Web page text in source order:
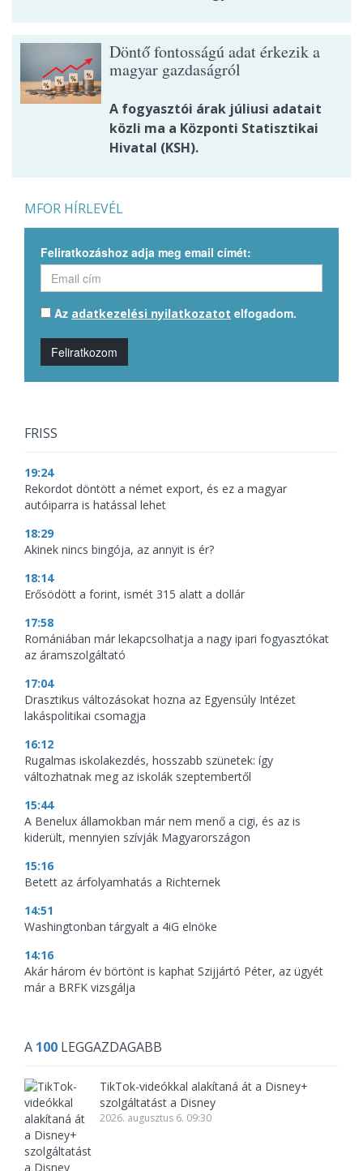
Döntő fontosságú adat érkezik a
magyar gazdaságról
A fogyasztói árak júliusi adatait
közli ma a Központi Statisztikai
Hivatal (KSH).
MFOR HÍRLEVÉL
Feliratkozáshoz adja meg email címét:
Az adatkezelési nyilatkozatot elfogadom.
Feliratkozom
FRISS
19:24
Rekordot döntött a német export, és ez a magyar
autóiparra is hatással lehet
18:29
Akinek nincs bingója, az annyit is ér?
18:14
Erősödött a forint, ismét 315 alatt a dollár
17:58
Romániában már lekapcsolhatja a nagy ipari fogyasztókat
az áramszolgáltató
17:04
Drasztikus változásokat hozna az Egyensúly Intézet
lakáspolitikai csomagja
16:12
Rugalmas iskolakezdés, hosszabb szünetek: így
változhatnak meg az iskolák szeptembertől
15:44
A Benelux államokban már nem menő a cigi, és az is
kiderült, mennyien szívják Magyarországon
15:16
Betett az árfolyamhatás a Richternek
14:51
Washingtonban tárgyalt a 4iG elnöke
14:16
Akár három év börtönt is kaphat Szijjártó Péter, az ügyét
már a BRFK vizsgálja
A 100 LEGGAZDAGABB
TikTok-videókkal alakítaná át a Disney+
szolgáltatást a Disney
2026. augusztus 6. 09:30